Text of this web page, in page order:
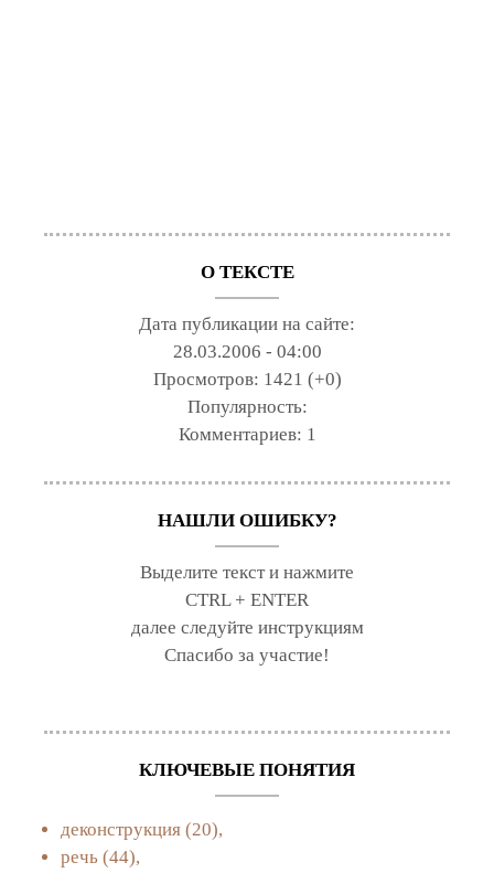
О ТЕКСТЕ
Дата публикации на сайте:
28.03.2006 - 04:00
Просмотров: 1421 (+0)
Популярность:
Комментариев: 1
НАШЛИ ОШИБКУ?
Выделите текст и нажмите
CTRL + ENTER
далее следуйте инструкциям
Спасибо за участие!
КЛЮЧЕВЫЕ ПОНЯТИЯ
деконструкция (20),
речь (44),